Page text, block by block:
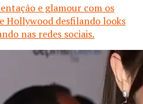
e glamour com os
Hollywood desfilando looks
nas redes sociais.